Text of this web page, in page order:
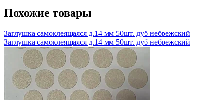
Похожие товары
Заглушка самоклеящаяся д.14 мм 50шт. дуб небрежский
Заглушка самоклеящаяся д.14 мм 50шт. дуб небрежский